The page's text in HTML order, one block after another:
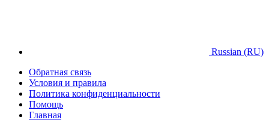
Russian (RU)
Обратная связь
Условия и правила
Политика конфиденциальности
Помощь
Главная